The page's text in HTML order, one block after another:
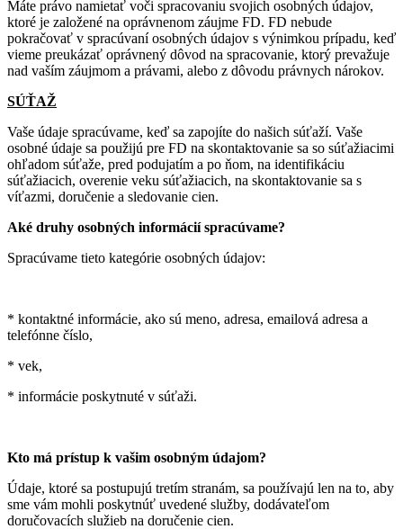
Máte právo namietať voči spracovaniu svojich osobných údajov,
ktoré je založené na oprávnenom záujme FD. FD nebude
pokračovať v spracúvaní osobných údajov s výnimkou prípadu, keď
vieme preukázať oprávnený dôvod na spracovanie, ktorý prevažuje
nad vaším záujmom a právami, alebo z dôvodu právnych nárokov.
SÚŤAŽ
Vaše údaje spracúvame, keď sa zapojíte do našich súťaží. Vaše
osobné údaje sa použijú pre FD na skontaktovanie sa so súťažiacimi
ohľadom súťaže, pred podujatím a po ňom, na identifikáciu
súťažiacich, overenie veku súťažiacich, na skontaktovanie sa s
víťazmi, doručenie a sledovanie cien.
Aké druhy osobných informácií spracúvame?
Spracúvame tieto kategórie osobných údajov:
* kontaktné informácie, ako sú meno, adresa, emailová adresa a
telefónne číslo,
* vek,
* informácie poskytnuté v súťaži.
Kto má prístup k vašim osobným údajom?
Údaje, ktoré sa postupujú tretím stranám, sa používajú len na to, aby
sme vám mohli poskytnúť uvedené služby, dodávateľom
doručovacích služieb na doručenie cien.